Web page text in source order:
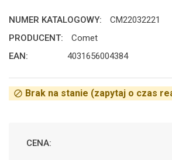
NUMER KATALOGOWY:
CM22032221
PRODUCENT:
Comet
EAN:
4031656004384
block Brak na stanie (zapytaj o czas
CENA: